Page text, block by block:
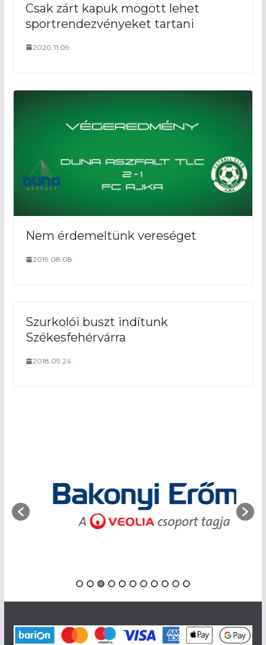
Csak zárt kapuk mögött lehet
sportrendezvényeket tartani
2020.11.09.
Nem érdemeltünk vereséget
2019.08.08.
Szurkolói buszt indítunk
Székesfehérvárra
2018.09.24.